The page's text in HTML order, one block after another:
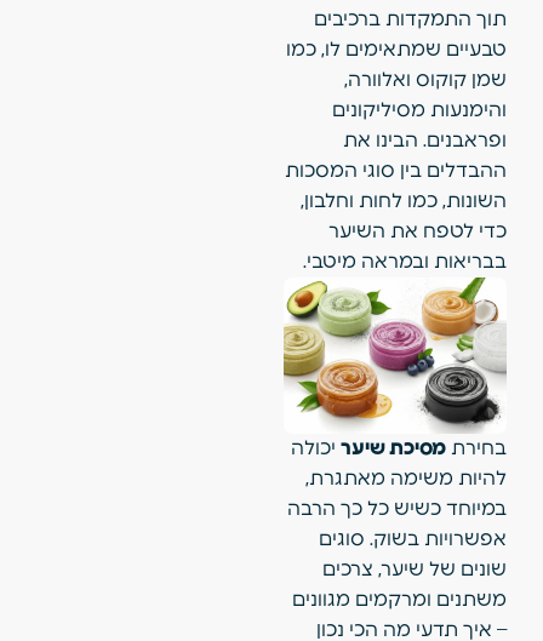
תוך התמקדות ברכיבים
טבעיים שמתאימים לו, כמו
שמן קוקוס ואלוורה,
והימנעות מסיליקונים
ופראבנים. הבינו את
ההבדלים בין סוגי המסכות
השונות, כמו לחות וחלבון,
כדי לטפח את השיער
בבריאות ובמראה מיטבי.
בחירת מסיכת שיער יכולה
להיות משימה מאתגרת,
במיוחד כשיש כל כך הרבה
אפשרויות בשוק. סוגים
שונים של שיער, צרכים
משתנים ומרקמים מגוונים
– איך תדעי מה הכי נכון